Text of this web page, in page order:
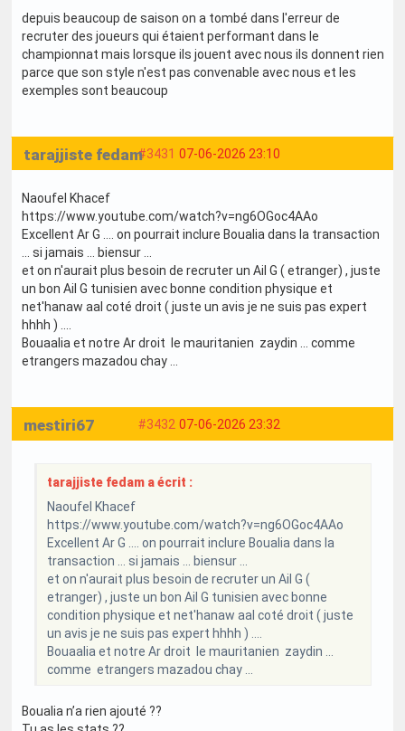
depuis beaucoup de saison on a tombé dans l'erreur de
recruter des joueurs qui étaient performant dans le
championnat mais lorsque ils jouent avec nous ils donnent rien
parce que son style n'est pas convenable avec nous et les
exemples sont beaucoup
#3431 07-06-2026 23:10
tarajjiste fedam
Naoufel Khacef
https://www.youtube.com/watch?v=ng6OGoc4AAo
Excellent Ar G .... on pourrait inclure Boualia dans la transaction
... si jamais ... biensur ...
et on n'aurait plus besoin de recruter un Ail G ( etranger) , juste
un bon Ail G tunisien avec bonne condition physique et
net'hanaw aal coté droit ( juste un avis je ne suis pas expert
hhhh ) ....
Bouaalia et notre Ar droit le mauritanien zaydin ... comme
etrangers mazadou chay ...
#3432 07-06-2026 23:32
mestiri67
tarajjiste fedam a écrit :
Naoufel Khacef
https://www.youtube.com/watch?v=ng6OGoc4AAo
Excellent Ar G .... on pourrait inclure Boualia dans la
transaction ... si jamais ... biensur ...
et on n'aurait plus besoin de recruter un Ail G (
etranger) , juste un bon Ail G tunisien avec bonne
condition physique et net'hanaw aal coté droit ( juste
un avis je ne suis pas expert hhhh ) ....
Bouaalia et notre Ar droit le mauritanien zaydin ...
comme etrangers mazadou chay ...
Boualia n’a rien ajouté ??